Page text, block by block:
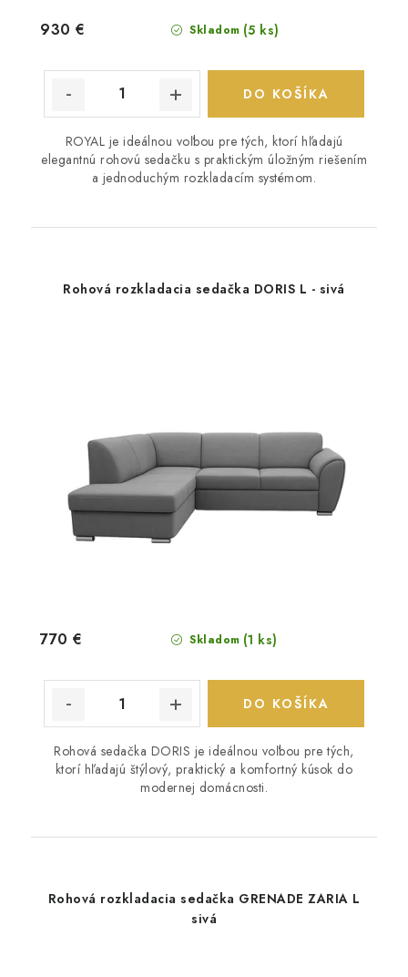
Skladom (5 ks)
930 €
DO KOŠÍKA
ROYAL je ideálnou voľbou pre tých, ktorí hľadajú
elegantnú rohovú sedačku s praktickým úložným riešením
a jednoduchým rozkladacím systémom.
Rohová rozkladacia sedačka DORIS L - sivá
Skladom (1 ks)
770 €
DO KOŠÍKA
Rohová sedačka DORIS je ideálnou voľbou pre tých,
ktorí hľadajú štýlový, praktický a komfortný kúsok do
modernej domácnosti.
Rohová rozkladacia sedačka GRENADE ZARIA L
sivá